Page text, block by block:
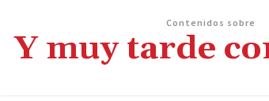
Contenidos sobre
Y muy tarde